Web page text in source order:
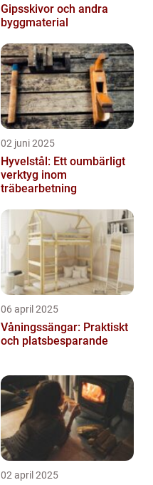
Gipsskivor och andra
byggmaterial
02 juni 2025
Hyvelstål: Ett oumbärligt
verktyg inom
träbearbetning
06 april 2025
Våningssängar: Praktiskt
och platsbesparande
02 april 2025